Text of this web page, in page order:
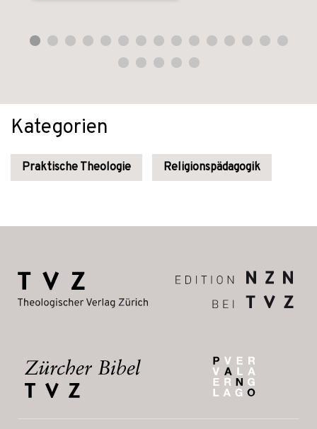
Kategorien
Praktische Theologie Religionspädagogik